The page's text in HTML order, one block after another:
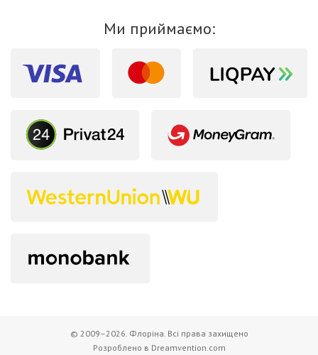
Ми приймаємо:
© 2009–2026. Флоріна. Всі права захищено
Розроблено в Dreamvention.com